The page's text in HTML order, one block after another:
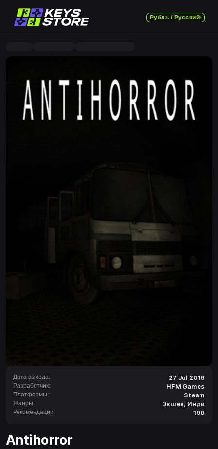
Рубль / Русский
Дата выхода: 27 Jul 2016
Разработчик: HFM Games
Платформы: Steam
Жанры: Экшен, Инди
Рекомендации: 198
Antihorror